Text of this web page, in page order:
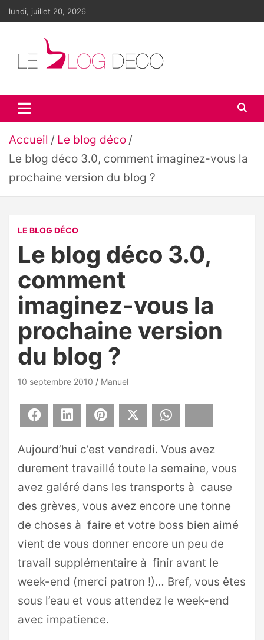
Aller
lundi, juillet 20, 2026
Le blog déco
LE blog de la décoration d'intérieur et du design
Accueil
Le blog déco
Le blog déco 3.0, comment imaginez-vous la
prochaine version du blog ?
LE BLOG DÉCO
Le blog déco 3.0,
comment
imaginez-vous la
prochaine version
du blog ?
10 septembre 2010 Manuel
Facebook LinkedIn Pinterest
Aujourd’hui c’est vendredi. Vous avez
durement travaillé toute la semaine, vous
avez galéré dans les transports à cause
des grèves, vous avez encore une tonne
de choses à faire et votre boss bien aimé
vient de vous donner encore un peu de
travail supplémentaire à finir avant le
week-end (merci patron !)… Bref, vous êtes
sous l’eau et vous attendez le week-end
avec impatience.